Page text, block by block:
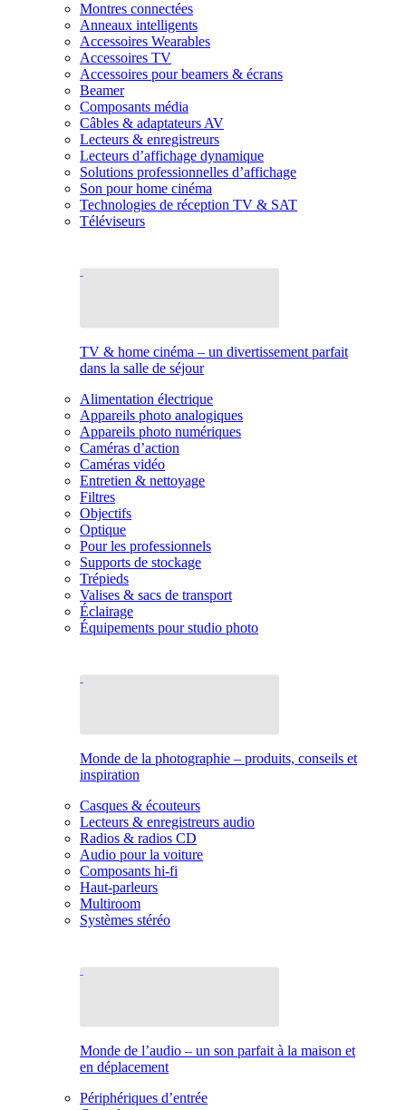
Montres connectées
Anneaux intelligents
Accessoires Wearables
Accessoires TV
Accessoires pour beamers & écrans
Beamer
Composants média
Câbles & adaptateurs AV
Lecteurs & enregistreurs
Lecteurs d’affichage dynamique
Solutions professionnelles d’affichage
Son pour home cinéma
Technologies de réception TV & SAT
Téléviseurs
TV & home cinéma – un divertissement parfait
dans la salle de séjour
Alimentation électrique
Appareils photo analogiques
Appareils photo numériques
Caméras d’action
Caméras vidéo
Entretien & nettoyage
Filtres
Objectifs
Optique
Pour les professionnels
Supports de stockage
Trépieds
Valises & sacs de transport
Éclairage
Équipements pour studio photo
Monde de la photographie – produits, conseils et
inspiration
Casques & écouteurs
Lecteurs & enregistreurs audio
Radios & radios CD
Audio pour la voiture
Composants hi-fi
Haut-parleurs
Multiroom
Systèmes stéréo
Monde de l’audio – un son parfait à la maison et
en déplacement
Périphériques d’entrée